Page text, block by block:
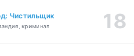
Чистильщик
криминал